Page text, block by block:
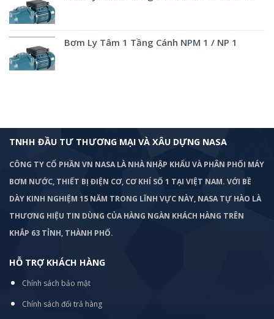
Bơm Ly Tâm 1 Tầng Cánh NPM 1 / NP 1
TNHH ĐẦU TƯ THƯƠNG MẠI VÀ XÂU DỰNG NASA
CÔNG TY CỔ PHẦN VN NASA LÀ NHÀ NHẬP KHẨU VÀ PHÂN PHỐI MÁY
BƠM NƯỚC, THIẾT BỊ ĐIỆN CƠ, CƠ KHÍ SỐ 1 TẠI VIỆT NAM. VỚI BỀ
DÀY KINH NGHIỆM 15 NĂM TRONG LĨNH VỰC NÀY, NASA TỰ HÀO LÀ
THƯƠNG HIỆU TIN DÙNG CỦA HÀNG NGÀN KHÁCH HÀNG TRÊN
KHẮP 63 TỈNH, THÀNH PHỐ.
HỖ TRỢ KHÁCH HÀNG
Chính sách bảo mật
Chính sách đổi trả hàng